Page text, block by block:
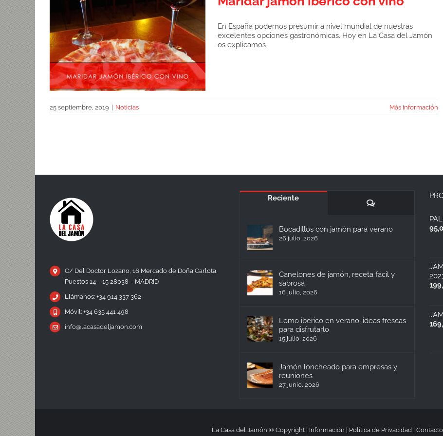
En España podemos presumir a nivel mundial de nuestras
excelentes opciones gastronómicas. Hoy en La Casa del Jamón
os explicamos
25 septiembre, 2019 Noticias Más información
C/ Del Doctor Lozano, 16 Mercado de Doña Carlota,
Puestos 14 – 15 28038 – MADRID
Llámanos: +34 914 337 362
Móvil: +34 635 441 498
info@lacasadeljamon.com
Reciente
Comentarios
Bocadillos con jamón para verano
26 julio, 2026
Canelones de jamón, receta fácil y
sabrosa
16 julio, 2026
Lomo ibérico en verano, ideas frescas
para disfrutarlo
15 julio, 2026
Jamón loncheado para empresas y
reuniones
27 junio, 2026
La Casa del Jamón © Copyright | Información Política de Privacidad| Contacto